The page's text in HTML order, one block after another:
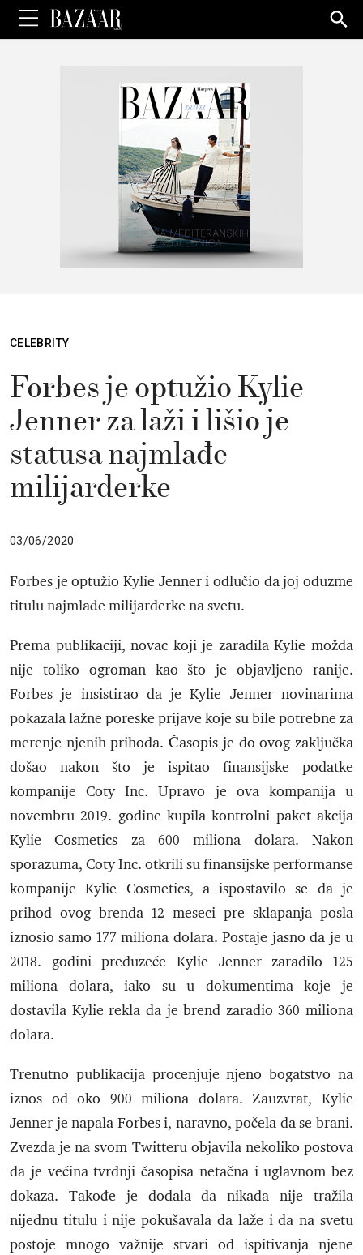
for:
CELEBRITY
Forbes je optužio Kylie
Jenner za laži i lišio je
statusa najmlađe
milijarderke
03/06/2020
Forbes je optužio Kylie Jenner i odlučio da joj oduzme
titulu najmlađe milijarderke na svetu.
Prema publikaciji, novac koji je zaradila Kylie možda
nije toliko ogroman kao što je objavljeno ranije.
Forbes je insistirao da je Kylie Jenner novinarima
pokazala lažne poreske prijave koje su bile potrebne za
merenje njenih prihoda. Časopis je do ovog zaključka
došao nakon što je ispitao finansijske podatke
kompanije Coty Inc. Upravo je ova kompanija u
novembru 2019. godine kupila kontrolni paket akcija
Kylie Cosmetics za 600 miliona dolara. Nakon
sporazuma, Coty Inc. otkrili su finansijske performanse
kompanije Kylie Cosmetics, a ispostavilo se da je
prihod ovog brenda 12 meseci pre sklapanja posla
iznosio samo 177 miliona dolara. Postaje jasno da je u
2018. godini preduzeće Kylie Jenner zaradilo 125
miliona dolara, iako su u dokumentima koje je
dostavila Kylie rekla da je brend zaradio 360 miliona
dolara.
Trenutno publikacija procenjuje njeno bogatstvo na
iznos od oko 900 miliona dolara. Zauzvrat, Kylie
Jenner je napala Forbes i, naravno, počela da se brani.
Zvezda je na svom Twitteru objavila nekoliko postova
da je većina tvrdnji časopisa netačna i uglavnom bez
dokaza. Takođe je dodala da nikada nije tražila
nijednu titulu i nije pokušavala da laže i da na svetu
postoje mnogo važnije stvari od ispitivanja njene